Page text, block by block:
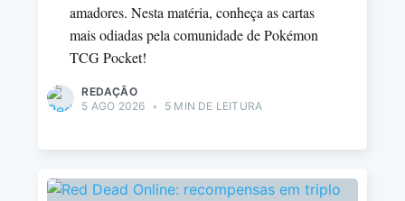
amadores. Nesta matéria, conheça as cartas
mais odiadas pela comunidade de Pokémon
TCG Pocket!
REDAÇÃO
5 AGO 2026 • 5 MIN DE LEITURA